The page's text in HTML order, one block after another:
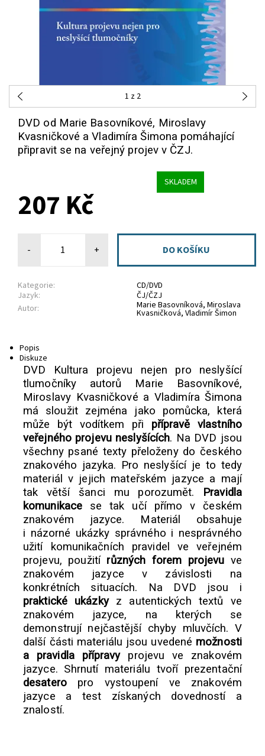
1 z 2
DVD od Marie Basovníkové, Miroslavy
Kvasničkové a Vladimíra Šimona pomáhající
připravit se na veřejný projev v ČZJ.
SKLADEM
207 Kč
- +
Kategorie:
CD/DVD
Jazyk:
ČJ/ČZJ
Autor:
Marie Basovníková, Miroslava
Kvasničková, Vladimír Šimon
Popis
Diskuze
DVD Kultura projevu nejen pro neslyšící
tlumočníky autorů Marie Basovníkové,
Miroslavy Kvasničkové a Vladimíra Šimona
má sloužit zejména jako pomůcka, která
může být vodítkem při přípravě vlastního
veřejného projevu neslyšících. Na DVD jsou
všechny psané texty přeloženy do českého
znakového jazyka. Pro neslyšící je to tedy
materiál v jejich mateřském jazyce a mají
tak větší šanci mu porozumět. Pravidla
komunikace se tak učí přímo v českém
znakovém jazyce. Materiál obsahuje
i názorné ukázky správného i nesprávného
užití komunikačních pravidel ve veřejném
projevu, použití různých forem projevu ve
znakovém jazyce v závislosti na
konkrétních situacích. Na DVD jsou i
praktické ukázkyz autentických textů ve
znakovém jazyce, na kterých se
demonstrují nejčastější chyby mluvčích. V
další části materiálu jsou uvedené možnosti
a pravidla přípravyprojevu ve znakovém
jazyce. Shrnutí materiálu tvoří prezentační
desateropro vystoupení ve znakovém
jazyce a test získaných dovedností a
znalostí.